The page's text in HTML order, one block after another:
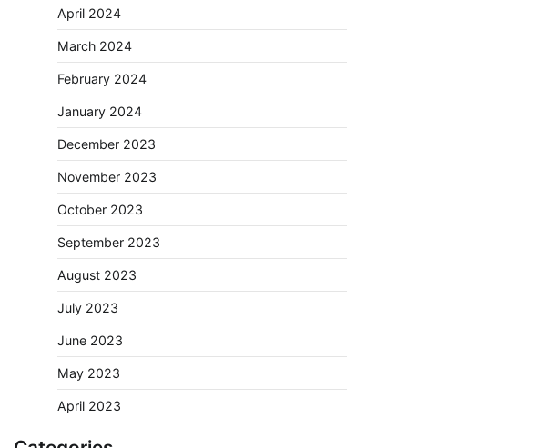
April 2024
March 2024
February 2024
January 2024
December 2023
November 2023
October 2023
September 2023
August 2023
July 2023
June 2023
May 2023
April 2023